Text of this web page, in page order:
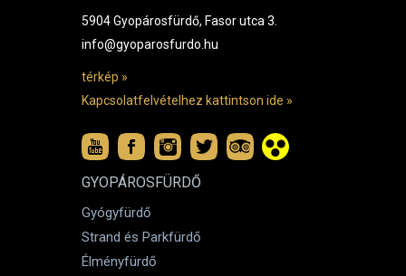
5904 Gyopárosfürdő, Fasor utca 3.
info@gyoparosfurdo.hu
térkép »
Kapcsolatfelvételhez kattintson ide »
GYOPÁROSFÜRDŐ
Gyógyfürdő
Strand és Parkfürdő
Élményfürdő